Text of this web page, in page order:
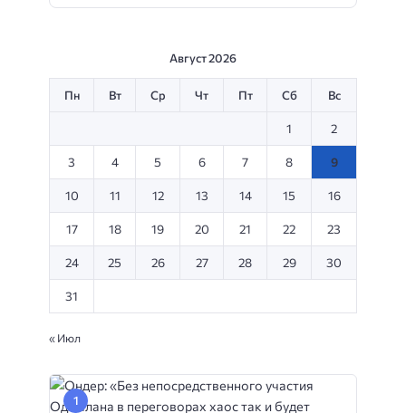
Август 2026
Пн Вт Ср Чт Пт Сб Вс
1 2
3 4 5 6 7 8 9
10 11 12 13 14 15 16
17 18 19 20 21 22 23
24 25 26 27 28 29 30
31
« Июл